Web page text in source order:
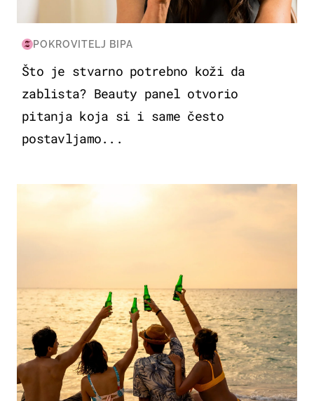
POKROVITELJ BIPA
Što je stvarno potrebno koži da
zablista? Beauty panel otvorio
pitanja koja si i same često
postavljamo...